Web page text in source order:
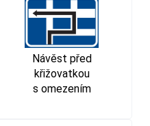
Návěst před
křižovatkou
s omezením